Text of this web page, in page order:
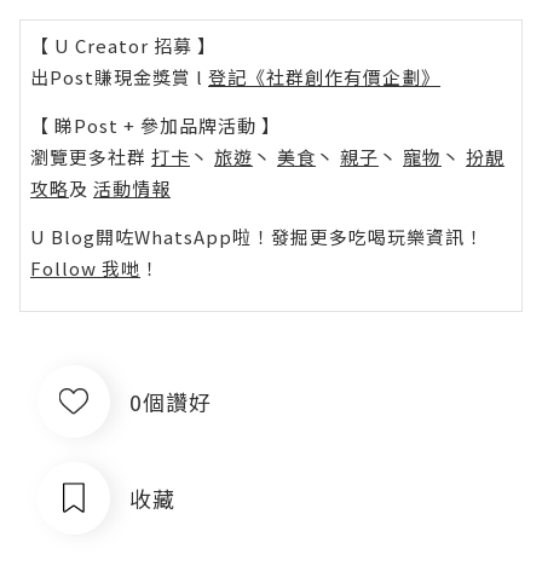
【 U Creator 招募 】
出Post賺現金獎賞 l 登記《社群創作有價企劃》
【 睇Post + 參加品牌活動 】
瀏覽更多社群 打卡 丶 旅遊 丶 美食 丶 親子 丶 寵物 丶 扮靚
攻略及 活動情報
U Blog開咗WhatsApp啦！發掘更多吃喝玩樂資訊！
Follow 我哋 ！
0個讚好
收藏